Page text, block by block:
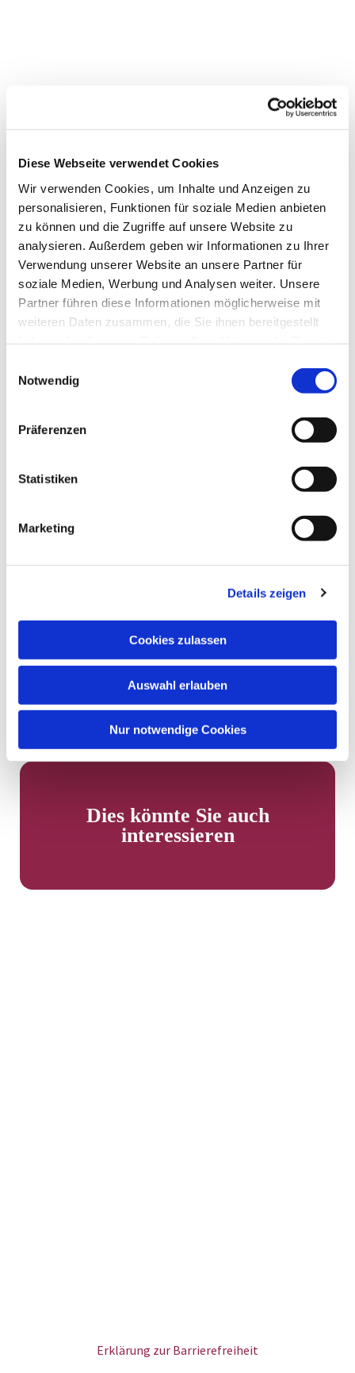
Diese Webseite verwendet Cookies
Wir verwenden Cookies, um Inhalte und Anzeigen zu
personalisieren, Funktionen für soziale Medien anbieten
zu können und die Zugriffe auf unsere Website zu
analysieren. Außerdem geben wir Informationen zu Ihrer
Verwendung unserer Website an unsere Partner für
soziale Medien, Werbung und Analysen weiter. Unsere
Partner führen diese Informationen möglicherweise mit
weiteren Daten zusammen, die Sie ihnen bereitgestellt
Notwendig
Präferenzen
Statistiken
Marketing
Details zeigen
Cookies zulassen
Auswahl erlauben
Nur notwendige Cookies
Dies könnte Sie auch
interessieren
Erklärung zur Barrierefreiheit